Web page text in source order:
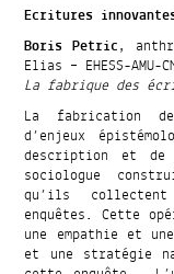
Ecritures
Boris Petric,
Elias – EHESS-AMU-
La fabrique des
La fabrication
d’enjeux
description et de
sociologue
qu’ils
enquêtes. Cette
une empathie et
et une stratégie